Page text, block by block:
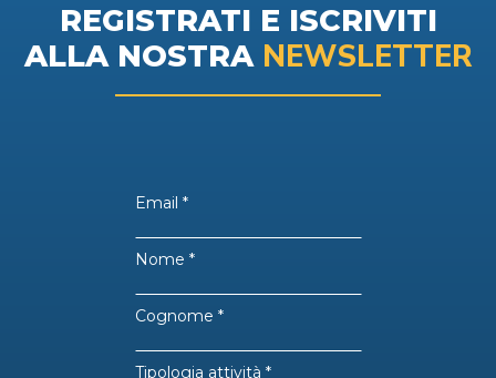
REGISTRATI E ISCRIVITI
ALLA NOSTRA NEWSLETTER